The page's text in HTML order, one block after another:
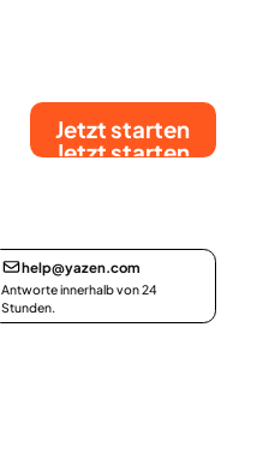
Jetzt starten
Jetzt starten
help@yazen.com
Antworte innerhalb von 24
Stunden.